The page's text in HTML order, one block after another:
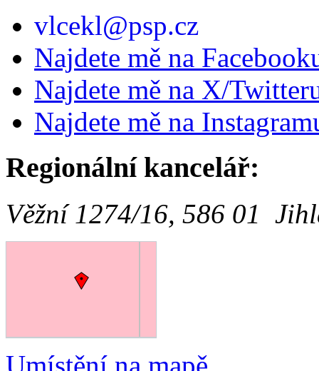
vlcekl@psp.cz
Najdete mě na
Najdete mě na X/
Najdete mě na
Regionální kancelář:
Věžní 1274/16, 586 01